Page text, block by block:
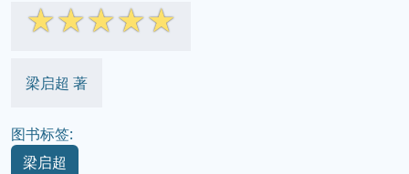
☆☆☆☆☆
梁启超 著
图书标签:
梁启超